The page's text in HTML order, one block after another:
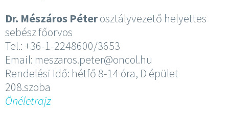
Dr. Mészáros Péterosztályvezető helyettes
sebész főorvos
Tel.: +36-1-2248600/3653
Email: meszaros.peter@oncol.hu
Rendelési Idő: hétfő 8-14 óra, D épület
208.szoba
Önéletrajz